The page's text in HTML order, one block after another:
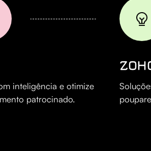
inteligência e otimize
patrocinado.